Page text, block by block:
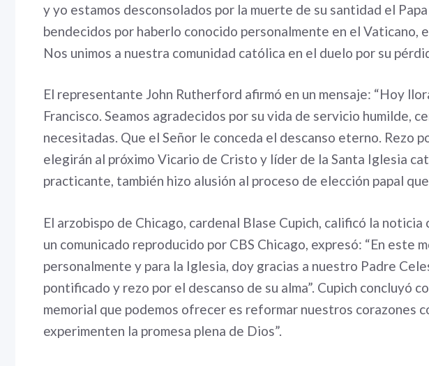
y yo estamos desconsolados por la muerte de su santidad el Papa
bendecidos por haberlo conocido personalmente en el Vaticano,
Nos unimos a nuestra comunidad católica en el duelo por su
El representante John Rutherford afirmó en un mensaje: “Hoy
Francisco. Seamos agradecidos por su vida de servicio humilde,
necesitadas. Que el Señor le conceda el descanso eterno. Rezo
elegirán al próximo Vicario de Cristo y líder de la Santa Iglesia
practicante, también hizo alusión al proceso de elección papal
El arzobispo de Chicago, cardenal Blase Cupich, calificó la noticia
un comunicado reproducido por CBS Chicago, expresó: “En este
personalmente y para la Iglesia, doy gracias a nuestro Padre
pontificado y rezo por el descanso de su alma”. Cupich concluyó
memorial que podemos ofrecer es reformar nuestros corazones
experimenten la promesa plena de Dios”.